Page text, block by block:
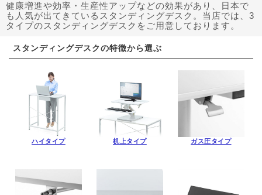
健康増進や効率・生産性アップなどの効果があり、日本で
も人気が出てきているスタンディングデスク。当店では、3
タイプのスタンディングデスクをご用意しております。
スタンディングデスクの特徴から選ぶ
ハイタイプ 机上タイプ ガス圧タイプ